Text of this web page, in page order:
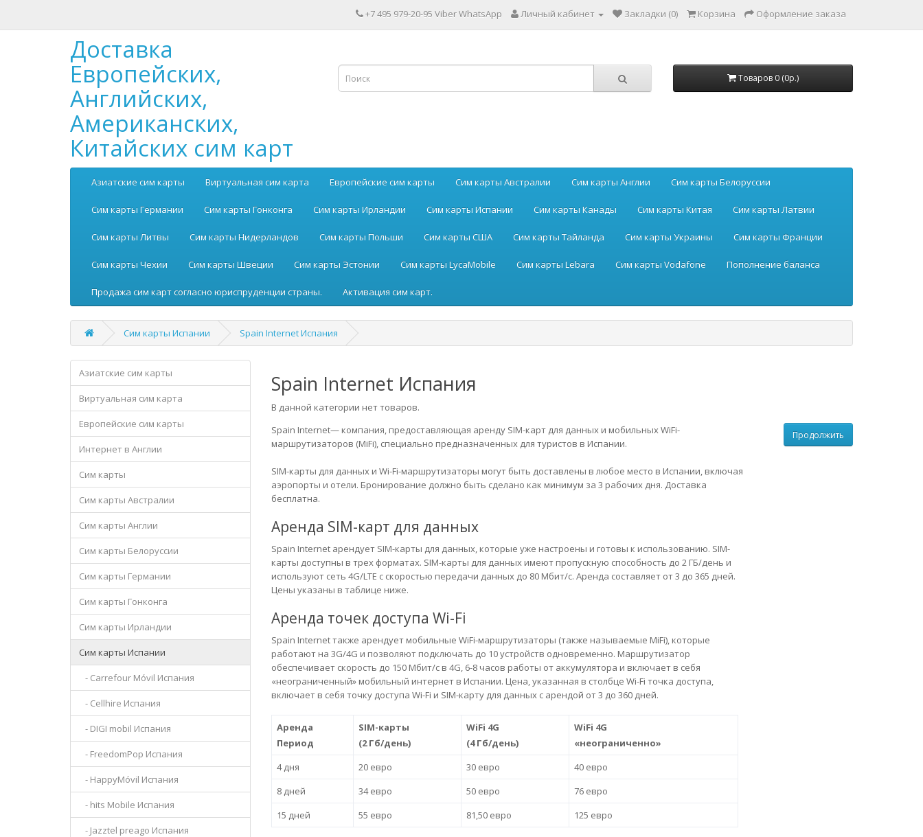
+7 495 979-20-95 Viber WhatsApp Личный кабинет Закладки (0) Корзина Оформление заказа
Доставка
Европейских,
Английских,
Американских,
Китайских сим карт
Товаров 0 (0р.)
Азиатские сим карты Виртуальная сим карта Европейские сим карты Сим карты Австралии Сим карты Англии Сим карты Белоруссии
Сим карты Германии Сим карты Гонконга Сим карты Ирландии Сим карты Испании Сим карты Канады Сим карты Китая Сим карты Латвии
Сим карты Литвы Сим карты Нидерландов Сим карты Польши Сим карты США Сим карты Тайланда Сим карты Украины Сим карты Франции
Сим карты Чехии Сим карты Швеции Сим карты Эстонии Сим карты LycaMobile Сим карты Lebara Сим карты Vodafone Пополнение баланса
Продажа сим карт согласно юриспруденции страны. Активация сим карт.
Сим карты Испании Spain Internet Испания
Азиатские сим карты
Виртуальная сим карта
Европейские сим карты
Интернет в Англии
Сим карты
Сим карты Австралии
Сим карты Англии
Сим карты Белоруссии
Сим карты Германии
Сим карты Гонконга
Сим карты Ирландии
Сим карты Испании
- Carrefour Móvil Испания
- Cellhire Испания
- DIGI mobil Испания
- FreedomPop Испания
- HappyMóvil Испания
- hits Mobile Испания
- Jazztel preago Испания
Spain Internet Испания
В данной категории нет товаров.
Продолжить
Spain Internet— компания, предоставляющая аренду SIM-карт для данных и мобильных WiFi-
маршрутизаторов (MiFi), специально предназначенных для туристов в Испании.
SIM-карты для данных и Wi-Fi-маршрутизаторы могут быть доставлены в любое место в Испании, включая
аэропорты и отели. Бронирование должно быть сделано как минимум за 3 рабочих дня. Доставка
бесплатна.
Аренда SIM-карт для данных
Spain Internet арендует SIM-карты для данных, которые уже настроены и готовы к использованию. SIM-
карты доступны в трех форматах. SIM-карты для данных имеют пропускную способность до 2 ГБ/день и
используют сеть 4G/LTE с скоростью передачи данных до 80 Мбит/с. Аренда составляет от 3 до 365 дней.
Цены указаны в таблице ниже.
Аренда точек доступа Wi-Fi
Spain Internet также арендует мобильные WiFi-маршрутизаторы (также называемые MiFi), которые
работают на 3G/4G и позволяют подключать до 10 устройств одновременно. Маршрутизатор
обеспечивает скорость до 150 Мбит/с в 4G, 6-8 часов работы от аккумулятора и включает в себя
«неограниченный» мобильный интернет в Испании. Цена, указанная в столбце Wi-Fi точка доступа,
включает в себя точку доступа Wi-Fi и SIM-карту для данных с арендой от 3 до 360 дней.
Аренда
Период
SIM-карты
(2 Гб/день)
WiFi 4G
(4 Гб/день)
WiFi 4G
«неограниченно»
4 дня
20 евро 30 евро
40 евро
8 дней
34 евро 50 евро
76 евро
15 дней
55 евро 81,50 евро 125 евро